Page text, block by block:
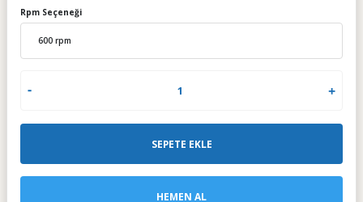
Rpm Seçeneği
SEPETE EKLE
HEMEN AL